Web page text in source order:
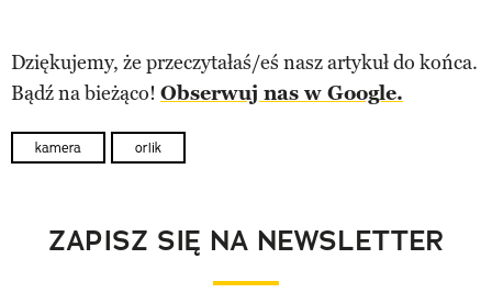
Dziękujemy, że przeczytałaś/eś nasz artykuł do końca.
Bądź na bieżąco! Obserwuj nas w Google.
kamera orlik
ZAPISZ SIĘ NA NEWSLETTER